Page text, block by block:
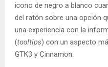
icono de negro a blanco
del ratón sobre una opción
una experiencia con la
(tooltips) con un aspecto
GTK3 y Cinnamon.